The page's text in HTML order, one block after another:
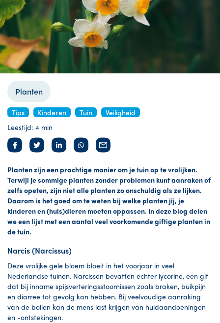
Planten
Tips Kinderen Tuin
Veiligheid
Leestijd: 4 min
Planten zijn een prachtige manier om je tuin op te vrolijken.
Terwijl je sommige planten zonder problemen kunt aanraken of
zelfs opeten, zijn niet alle planten zo onschuldig als ze lijken.
Daarom is het goed om te weten bij welke planten jij, je
kinderen en (huis)dieren moeten oppassen. In deze blog delen
we een lijst met een aantal veel voorkomende giftige planten in
de tuin.
Narcis (Narcissus)
Deze vrolijke gele bloem bloeit in het voorjaar in veel
Nederlandse tuinen. Narcissen bevatten echter lycorine, een gif
dat bij inname spijsverteringsstoornissen zoals braken, buikpijn
en diarree tot gevolg kan hebben. Bij veelvoudige aanraking
van de bollen kan de mens last krijgen van huidaandoeningen
en -ontstekingen.